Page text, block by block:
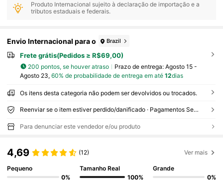
Produto Internacional sujeito à declaração de importação e a
tributos estaduais e federais.
Envio Internacional para o Brazil
Frete grátis(Pedidos ≥ R$69,00)
200 pontos, se houver atraso Prazo de entrega: Agosto 15 -
Agosto 23, 60% de probabilidade de entrega em até 12dias
Os itens desta categoria não podem ser devolvidos ou trocados.
Reenviar se o item estiver perdido/danificado · Pagamentos Seguros · Proteção de privacidade
Para denunciar este vendedor e/ou produto
4,69 (12) Ver mais
Pequeno
0%
Tamanho Real
100%
Grande
0%